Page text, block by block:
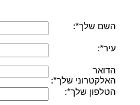
השם שלך*:
עיר*:
הדואר
האלקטרוני שלך*:
הטלפון שלך*: